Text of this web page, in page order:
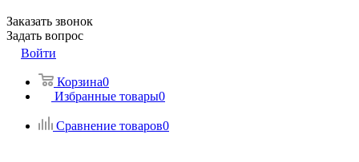
Заказать звонок
Задать вопрос
Войти
Корзина0
Избранные товары0
Сравнение товаров0